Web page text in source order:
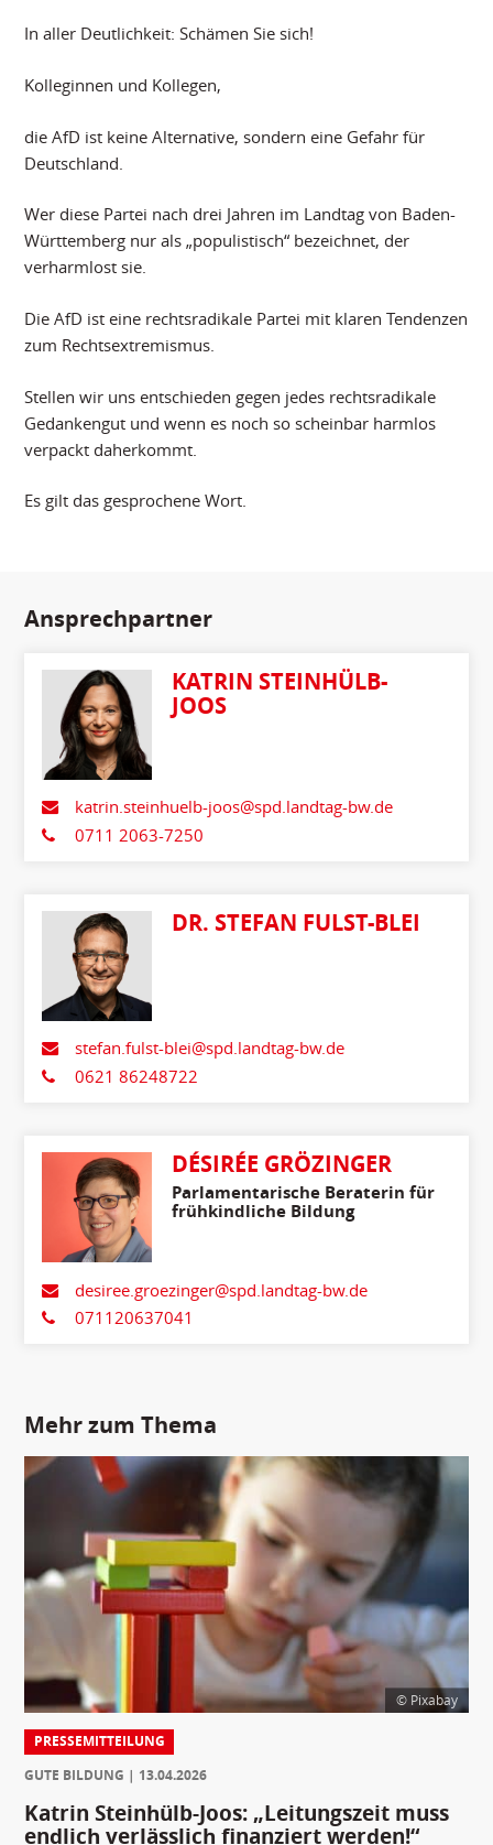
In aller Deutlichkeit: Schämen Sie sich!
Kolleginnen und Kollegen,
die AfD ist keine Alternative, sondern eine Gefahr für
Deutschland.
Wer diese Partei nach drei Jahren im Landtag von Baden-
Württemberg nur als „populistisch“ bezeichnet, der
verharmlost sie.
Die AfD ist eine rechtsradikale Partei mit klaren Tendenzen
zum Rechtsextremismus.
Stellen wir uns entschieden gegen jedes rechtsradikale
Gedankengut und wenn es noch so scheinbar harmlos
verpackt daherkommt.
Es gilt das gesprochene Wort.
Ansprechpartner
KATRIN STEINHÜLB-
JOOS
katrin.steinhuelb-joos@spd.landtag-bw.de
0711 2063-7250
DR. STEFAN FULST-BLEI
stefan.fulst-blei@spd.landtag-bw.de
0621 86248722
DÉSIRÉE GRÖZINGER
Parlamentarische Beraterin für
frühkindliche Bildung
desiree.groezinger@spd.landtag-bw.de
071120637041
Mehr zum Thema
© Pixabay
PRESSEMITTEILUNG
GUTE BILDUNG
13.04.2026
Katrin Steinhülb-Joos: „Leitungszeit muss
endlich verlässlich finanziert werden!“